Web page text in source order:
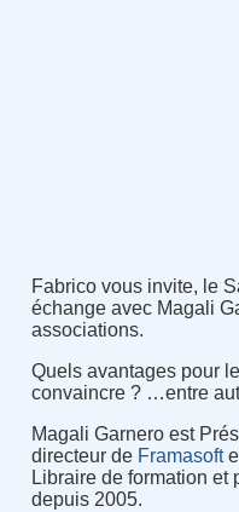
Fabrico vous invite, le
échange avec Magali
associations.
Quels avantages pour
convaincre ? …entre
Magali Garnero est
directeur de Framasoft
Libraire de formation et
depuis 2005.